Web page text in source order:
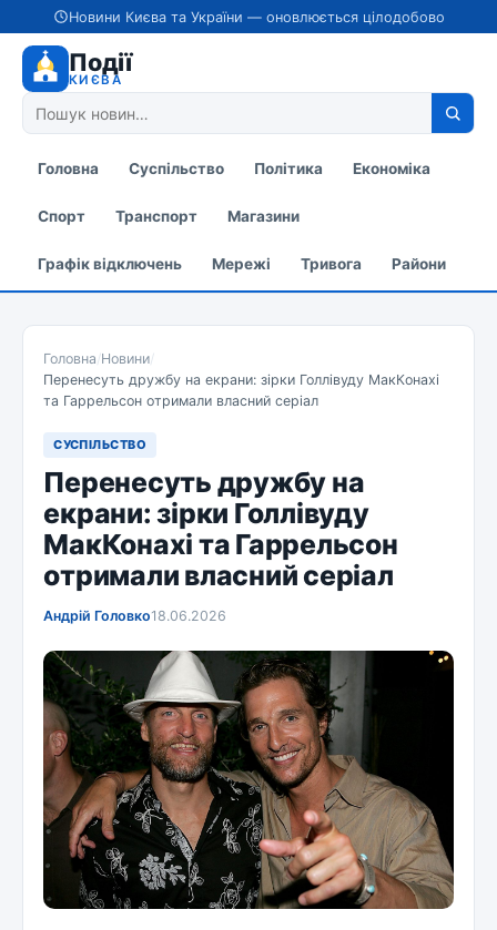
Новини Києва та України — оновлюється цілодобово
Події
КИЄВА
Головна Суспільство Політика Економіка
Спорт Транспорт Магазини
Графік відключень Мережі Тривога Райони
Головна/Новини/
Перенесуть дружбу на екрани: зірки Голлівуду МакКонахі
та Гаррельсон отримали власний серіал
СУСПІЛЬСТВО
Перенесуть дружбу на
екрани: зірки Голлівуду
МакКонахі та Гаррельсон
отримали власний серіал
Андрій Головко18.06.2026